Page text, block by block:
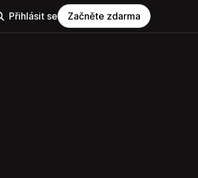
Přihlásit se Začněte zdarma